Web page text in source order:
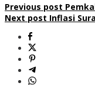
Previous post
Next post Inflasi